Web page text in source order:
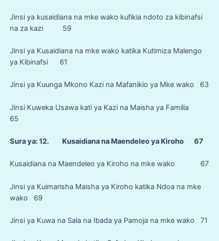
Jinsi ya kusaidiana na mke wako kufikia ndoto za kibinafsi
na za kazi 59
Jinsi ya Kusaidiana na mke wako katika Kutimiza Malengo
ya Kibinafsi 61
Jinsi ya Kuunga Mkono Kazi na Mafanikio ya Mke wako 63
Jinsi Kuweka Usawa kati ya Kazi na Maisha ya Familia
65
Sura ya: 12. Kusaidiana na Maendeleo ya Kiroho 67
Kusaidiana na Maendeleo ya Kiroho na mke wako 67
Jinsi ya Kuimarisha Maisha ya Kiroho katika Ndoa na mke
wako 69
Jinsi ya Kuwa na Sala na Ibada ya Pamoja na mke wako 71